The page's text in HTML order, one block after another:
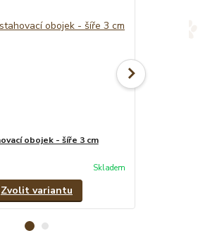
obojek - šíře 3 cm
Skladem
Zvolit variantu